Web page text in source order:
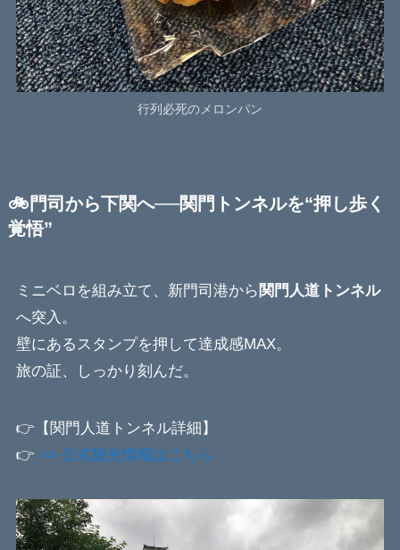
行列必死のメロンパン
🚲門司から下関へ──関門トンネルを“押し歩く
覚悟”
ミニベロを組み立て、新門司港から 関門人道トンネル
へ突入。
壁にあるスタンプを押して達成感MAX。
旅の証、しっかり刻んだ。
👉【関門人道トンネル詳細】
👉 >> 公式観光情報はこちら